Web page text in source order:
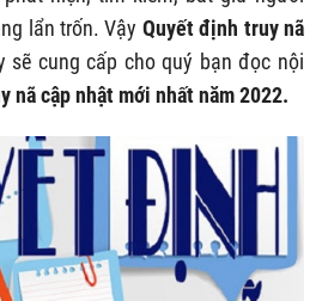
lẩn trốn. Vậy Quyết định truy nã
sẽ cung cấp cho quý bạn đọc nội
nã cập nhật mới nhất năm 2022.